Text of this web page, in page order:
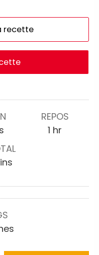
recette
REPOS
1 hr